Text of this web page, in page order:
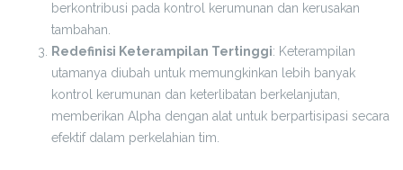
berkontribusi pada kontrol kerumunan dan kerusakan
tambahan.
Redefinisi Keterampilan Tertinggi: Keterampilan
utamanya diubah untuk memungkinkan lebih banyak
kontrol kerumunan dan keterlibatan berkelanjutan,
memberikan Alpha dengan alat untuk berpartisipasi secara
efektif dalam perkelahian tim.